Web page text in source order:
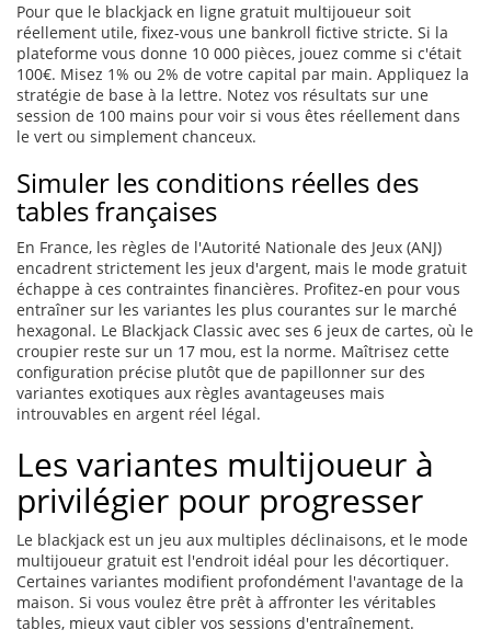
Pour que le blackjack en ligne gratuit multijoueur soit
réellement utile, fixez-vous une bankroll fictive stricte. Si la
plateforme vous donne 10 000 pièces, jouez comme si c'était
100€. Misez 1% ou 2% de votre capital par main. Appliquez la
stratégie de base à la lettre. Notez vos résultats sur une
session de 100 mains pour voir si vous êtes réellement dans
le vert ou simplement chanceux.
Simuler les conditions réelles des
tables françaises
En France, les règles de l'Autorité Nationale des Jeux (ANJ)
encadrent strictement les jeux d'argent, mais le mode gratuit
échappe à ces contraintes financières. Profitez-en pour vous
entraîner sur les variantes les plus courantes sur le marché
hexagonal. Le Blackjack Classic avec ses 6 jeux de cartes, où le
croupier reste sur un 17 mou, est la norme. Maîtrisez cette
configuration précise plutôt que de papillonner sur des
variantes exotiques aux règles avantageuses mais
introuvables en argent réel légal.
Les variantes multijoueur à
privilégier pour progresser
Le blackjack est un jeu aux multiples déclinaisons, et le mode
multijoueur gratuit est l'endroit idéal pour les décortiquer.
Certaines variantes modifient profondément l'avantage de la
maison. Si vous voulez être prêt à affronter les véritables
tables, mieux vaut cibler vos sessions d'entraînement.